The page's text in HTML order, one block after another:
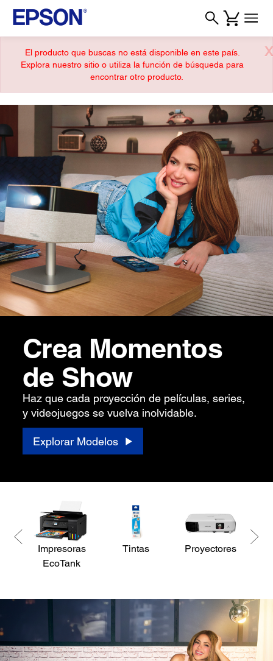
X
El producto que buscas no está disponible en este país.
Explora nuestro sitio o utiliza la función de búsqueda para
encontrar otro producto.
Crea Momentos
de Show
Haz que cada proyección de películas, series,
y videojuegos se vuelva inolvidable.
Explorar Modelos
Impresoras
EcoTank
Tintas Proyectores